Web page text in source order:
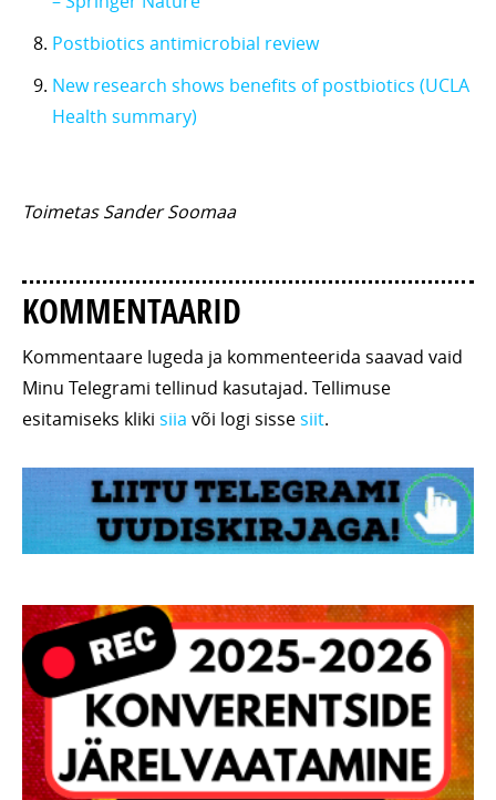
Postbiotics antimicrobial review
New research shows benefits of postbiotics (UCLA
Health summary)
Toimetas Sander Soomaa
KOMMENTAARID
Kommentaare lugeda ja kommenteerida saavad vaid
Minu Telegrami tellinud kasutajad. Tellimuse
esitamiseks kliki siia või logi sissesiit.